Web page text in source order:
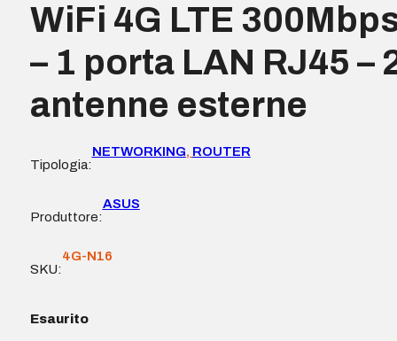
WiFi 4G LTE
– 1 porta LAN RJ45 –
antenne esterne
Tipologia:
NETWORKING, ROUTER
Produttore:
ASUS
SKU:
4G-N16
Esaurito